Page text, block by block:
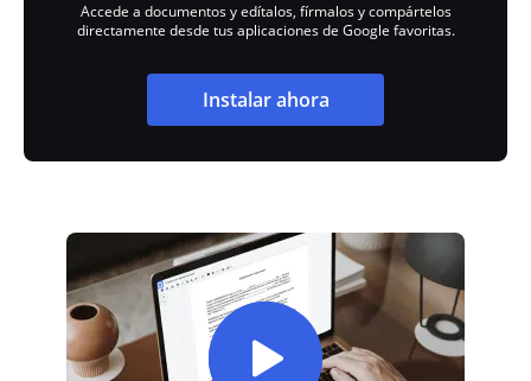
Accede a documentos y edítalos, fírmalos y compártelos
directamente desde tus aplicaciones de Google favoritas.
Instalar ahora